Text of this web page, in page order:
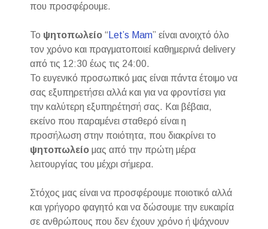
που προσφέρουμε.
Το ψητοπωλείο “ Let’s Mam” είναι ανοιχτό όλο
τον χρόνο και πραγματοποιεί καθημερινά delivery
από τις 12:30 έως τις 24:00.
Το ευγενικό προσωπικό μας είναι πάντα έτοιμο να
σας εξυπηρετήσει αλλά και για να φροντίσει για
την καλύτερη εξυπηρέτησή σας. Και βέβαια,
εκείνο που παραμένει σταθερό είναι η
προσήλωση στην ποιότητα, που διακρίνει το
ψητοπωλείο μας από την πρώτη μέρα
λειτουργίας του μέχρι σήμερα.
Στόχος μας είναι να προσφέρουμε ποιοτικό αλλά
και γρήγορο φαγητό και να δώσουμε την ευκαιρία
σε ανθρώπους που δεν έχουν χρόνο ή ψάχνουν